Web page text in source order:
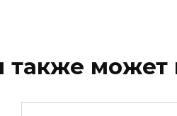
также может